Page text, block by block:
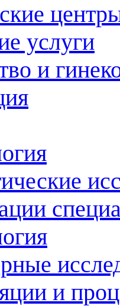
услуги
и
и